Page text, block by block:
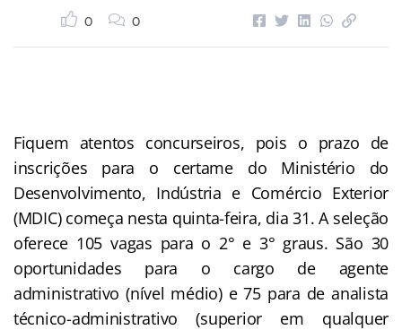
0 0
Fiquem atentos concurseiros, pois o prazo de
inscrições para o certame do Ministério do
Desenvolvimento, Indústria e Comércio Exterior
(MDIC) começa nesta quinta-feira, dia 31. A seleção
oferece 105 vagas para o 2° e 3° graus. São 30
oportunidades para o cargo de agente
administrativo (nível médio) e 75 para de analista
técnico-administrativo (superior em qualquer